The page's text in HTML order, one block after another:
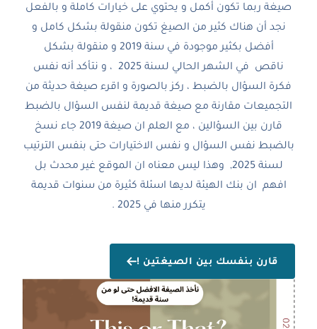
صيغة ربما تكون أكمل و يحتوي على خيارات كاملة و بالفعل
نجد أن هناك كثير من الصيغ تكون منقولة بشكل كامل و
أفضل بكثير موجودة في سنة 2019 و منقولة بشكل
ناقص في الشهر الحالي لسنة 2025 ، و نتأكد أنه نفس
فكرة السؤال بالضبط ، ركز بالصورة و اقرء صيغة حديثة من
التجميعات مقارنة مع صيغة قديمة لنفس السؤال بالضبط
قارن بين السؤالين ، مع العلم ان صيغة 2019 جاء نسخ
بالضبط نفس السؤال و نفس الاختيارات حتى بنفس الترتيب
لسنة 2025, وهذا ليس معناه ان الموقع غير محدث بل
افهم ان بنك الهيئة لديها اسئلة كثيرة من سنوات قديمة
يتكرر منها في 2025 .
قارن بنفسك بين الصيغتين !